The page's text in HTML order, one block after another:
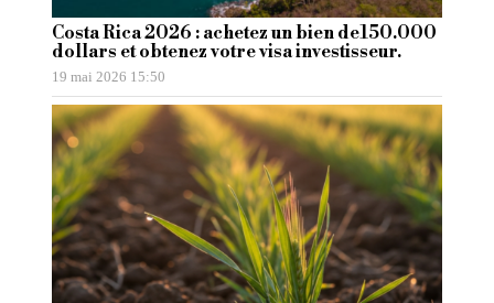
Costa Rica 2026 : achetez un bien de150.000
dollars et obtenez votre visa investisseur.
19 mai 2026 15:50